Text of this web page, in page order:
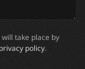
take place by
privacy policy.